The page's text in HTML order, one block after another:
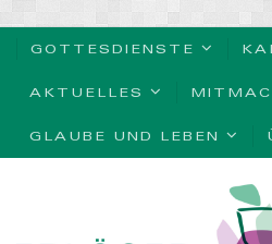
GOTTESDIENSTE
AKTUELLES
GLAUBE UND LEBEN